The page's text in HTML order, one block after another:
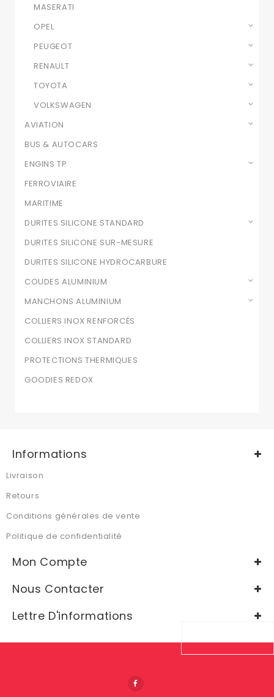
MASERATI
OPEL
PEUGEOT
RENAULT
TOYOTA
VOLKSWAGEN
AVIATION
BUS & AUTOCARS
ENGINS TP
FERROVIAIRE
MARITIME
DURITES SILICONE STANDARD
DURITES SILICONE SUR-MESURE
DURITES SILICONE HYDROCARBURE
COUDES ALUMINIUM
MANCHONS ALUMINIUM
COLLIERS INOX RENFORCÉS
COLLIERS INOX STANDARD
PROTECTIONS THERMIQUES
GOODIES REDOX
Informations
Livraison
Retours
Conditions générales de vente
Politique de confidentialité
Mon Compte
Nous Contacter
Lettre D'informations